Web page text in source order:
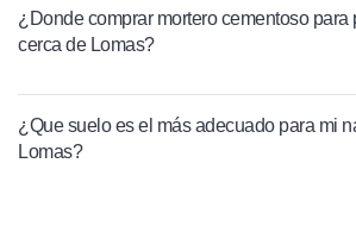
¿Donde comprar mortero cementoso para
cerca de Lomas?
¿Que suelo es el más adecuado para mi
Lomas?